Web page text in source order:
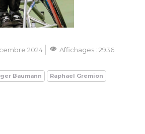
2024 Affichages : 2936
Baumann Raphael Gremion